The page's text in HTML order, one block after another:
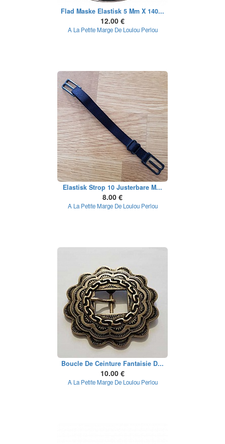
Flad Maske Elastisk 5 Mm X 140...
12.00 €
A La Petite Marge De Loulou Perlou
Elastisk Strop 10 Justerbare M...
8.00 €
A La Petite Marge De Loulou Perlou
Boucle De Ceinture Fantaisie D...
10.00 €
A La Petite Marge De Loulou Perlou